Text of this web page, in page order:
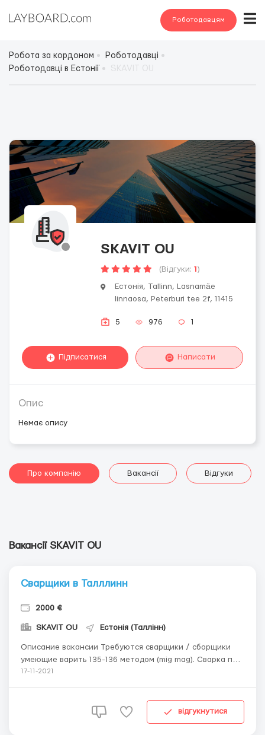
Роботодавцям
Робота за кордоном
Роботодавці
Роботодавці в Естонії
SKAVIT OU
(Відгуки: 1 )
Естонія, Tallinn, Lasnamäe
linnaosa, Peterburi tee 2f, 11415
5 976 1
Підписатися Написати
Опис
Немає опису
Про компанію Вакансії Відгуки
Вакансії SKAVIT OU
Сварщики в Талллинн
2000 €
SKAVIT OU Естонія (Таллінн)
Описание вакансии Требуются сварщики / сборщики
умеющие варить 135-136 методом (mig mag). Сварка по
чертежам ,имеется три разных объекта в Эстонии .
винтовых лестниц 2)Сварщик в город Эльва: сборка ...
17-11-2021
відгукнутися